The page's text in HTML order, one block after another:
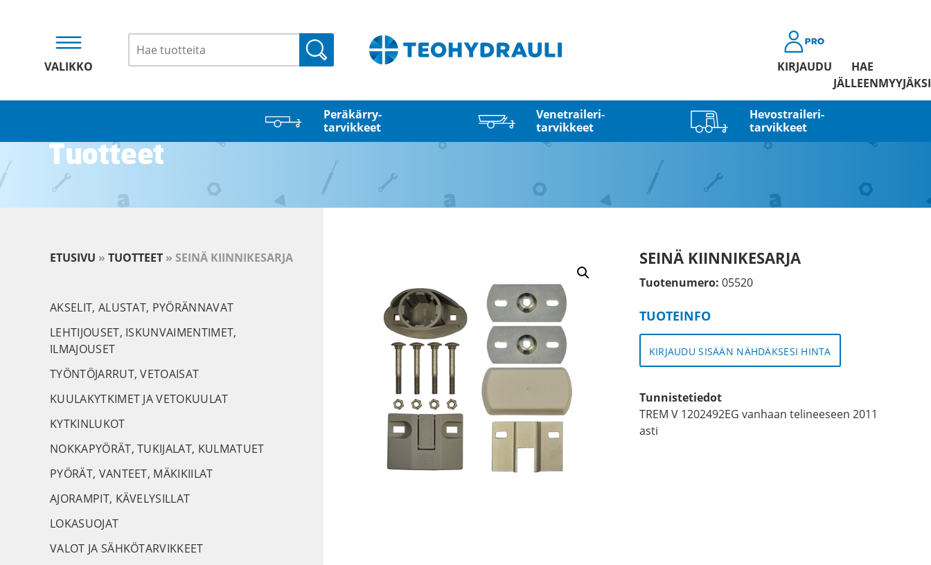
VALIKKO
Haku
KIRJAUDU
HAE
JÄLLEENMYYJÄKSI
Peräkärry­
tarvikkeet
Venetraileri­
tarvikkeet
Hevostraileri­
tarvikkeet
Tuotteet
SEINÄ KIINNIKESARJA
Tuotenumero: 05520
TUOTEINFO
KIRJAUDU SISÄÄN NÄHDÄKSESI HINTA
Tunnistetiedot
TREM V 1202492EG vanhaan telineeseen 2011
asti
ETUSIVU » TUOTTEET » SEINÄ KIINNIKESARJA
AKSELIT, ALUSTAT, PYÖRÄNNAVAT
LEHTIJOUSET, ISKUNVAIMENTIMET,
ILMAJOUSET
TYÖNTÖJARRUT, VETOAISAT
KUULAKYTKIMET JA VETOKUULAT
KYTKINLUKOT
NOKKAPYÖRÄT, TUKIJALAT, KULMATUET
PYÖRÄT, VANTEET, MÄKIKIILAT
AJORAMPIT, KÄVELYSILLAT
LOKASUOJAT
VALOT JA SÄHKÖTARVIKKEET